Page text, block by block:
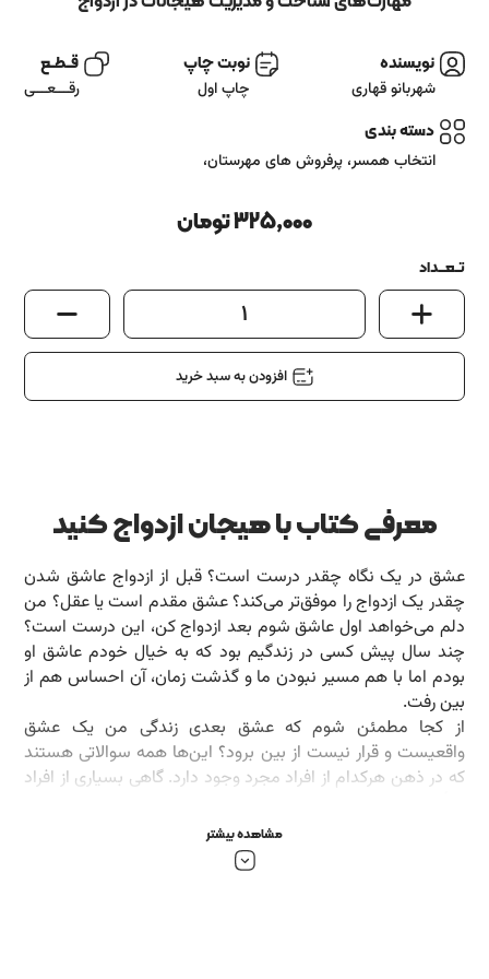
نویسنده
شهربانو قهاری
نوبت چاپ
چاپ اول
قــطــع
رقـــعـــی
دسته بندی
انتخاب همسر،پرفروش های مهرستان،
325,000تومان
تــعـــداد
1
افزودن به سبد خرید
معرفی کتاب با هیجان ازدواج کنید
عشق در یک نگاه چقدر درست است؟ قبل از ازدواج عاشق شدن
چقدر یک ازدواج را موفق‌تر می‌کند؟ عشق مقدم است یا عقل؟ من
دلم می‌خواهد اول عاشق شوم بعد ازدواج کن، این درست است؟
چند سال پیش کسی در زندگیم بود که به خیال خودم عاشق او
بودم اما با هم مسیر نبودن ما و گذشت زمان، آن احساس هم از
بین رفت.
از کجا مطمئن شوم که عشق بعدی زندگی من یک عشق
واقعیست و قرار نیست از بین برود؟ این‌ها همه سوالاتی هستند
که در ذهن هرکدام از افراد مجرد وجود دارد. گاهی بسیاری از افراد
کرده‌اند؟ چقدر می‌توان عشق را ملاکی برای انتخاب و ازدواج قرار
در کتاب «با هیجان ازدواج کنید» به قلم دکتر شهربانو قهاری قرار
مشاهده بیشتر